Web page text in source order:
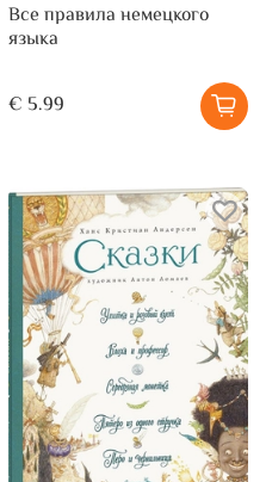
Все правила немецкого
языка
€ 5.99